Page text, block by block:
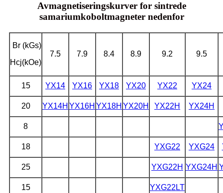
Avmagnetiseringskurver for sintrede
samariumkoboltmagneter nedenfor
Br (kGs)
Hcj(kOe)
7.5 7.9 8.4 8.9 9.2 9.5
15 YX14 YX16 YX18 YX20 YX22 YX24
20 YX14H YX16H YX18H YX20H YX22H YX24H
8
18 YXG22 YXG24
25 YXG22H YXG24H
15 YXG22LT